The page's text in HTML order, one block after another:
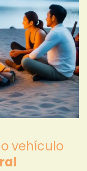
vehículo